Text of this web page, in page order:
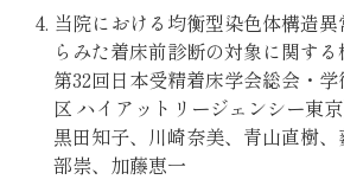
当院における均衡型染色体構造
らみた着床前診断の対象に関す
第32回日本受精着床学会総会・
区 ハイアットリージェンシー東京
黒田知子、川崎奈美、青山直樹、
部崇、加藤恵一